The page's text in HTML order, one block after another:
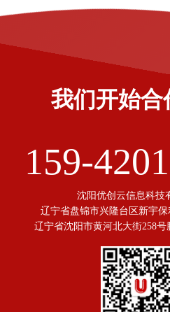
我们开始合
159-
沈阳优创云信息科技
辽宁省盘锦市兴隆台区新宇
辽宁省沈阳市黄河北大街258号